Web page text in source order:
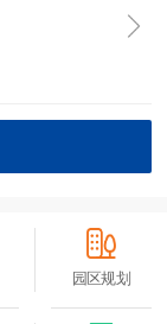
园区规划